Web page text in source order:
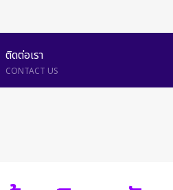
ติดต่อเรา
CONTACT US